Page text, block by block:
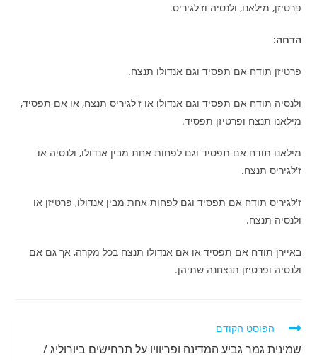
פרטיזן, מילאנו, ולנסיה וז'לגיריס.
הדחה:
פרטיזן תודח אם תפסיד וגם אנדולו תנצח.
ולנסיה תודח אם תפסיד וגם אנדולו או ז'לגיריס תנצח, או אם תפסיד,
מילאנו תנצח ופרטיזן תפסיד.
מילאנו תודח אם תפסיד וגם לפחות אחת מבין אנדולו, ולנסיה או
ז'לגיריס תנצח.
ז'לגיריס תודח אם תפסיד וגם לפחות אחת מבין אנדולו, פרטיזן או
ולנסיה תנצח.
באיירן תודח אם תפסיד או אם אנדולו תנצח בכל מקרה, אך גם אם
ולנסיה ופרטיזן תנצחנה שתיהן.
לקרוא
נוספים
הפוסט הקודם
שמינית גמר גביע המדינה ופריוויו על תרחישים ביורוליג /